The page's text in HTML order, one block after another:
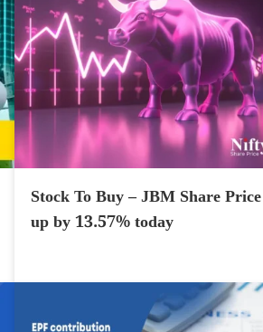
Stock To Buy – JBM Share Price
up by 13.57% today